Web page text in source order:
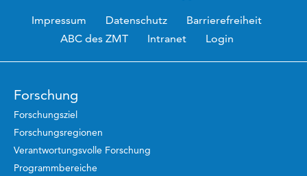
Impressum Datenschutz
Barrierefreiheit
ABC des ZMT
Intranet Login
Forschung
Forschungsziel
Forschungsregionen
Verantwortungsvolle Forschung
Programmbereiche